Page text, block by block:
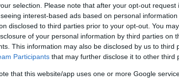
selection. Please note that after your opt-out request
interest-based ads based on personal
disclosed to third parties prior to your opt-out. You
of your personal information by third parties on
This information may also be disclosed by us to third
Participants that may further disclose it to other third
that this website/app uses one or more Google
utolsó szakaszában végig a lányával volt, sőt,
köztük testvérei is Dubajban tartózkodtak,
közösségi oldalán, hogy az első gyermekét várja,
kerekedő pocakjáról. Arról azonban még nem
a kisfia.